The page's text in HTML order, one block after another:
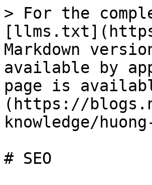
> For the
Markdown
available by
page is
(https://
knowledge/
# SEO